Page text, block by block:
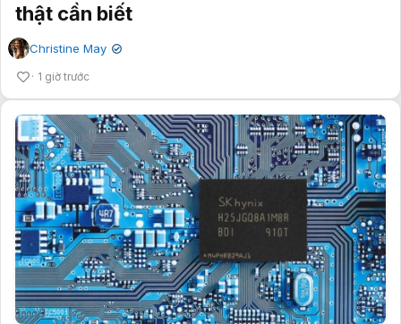
thật cần biết
Christine May ✔
1 giờ trước